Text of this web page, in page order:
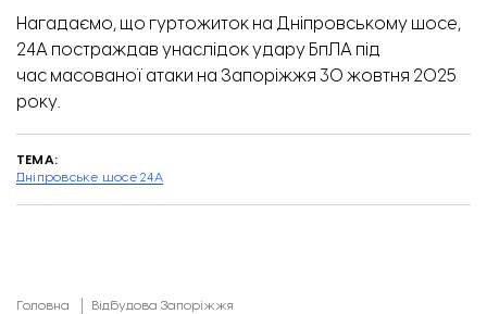
Нагадаємо, що гуртожиток на Дніпровському шосе,
24А постраждав унаслідок удару БпЛА під
час масованої атаки на Запоріжжя 30 жовтня 2025
року.
ТЕМА:
Дніпровське шосе 24А
Головна Відбудова Запоріжжя